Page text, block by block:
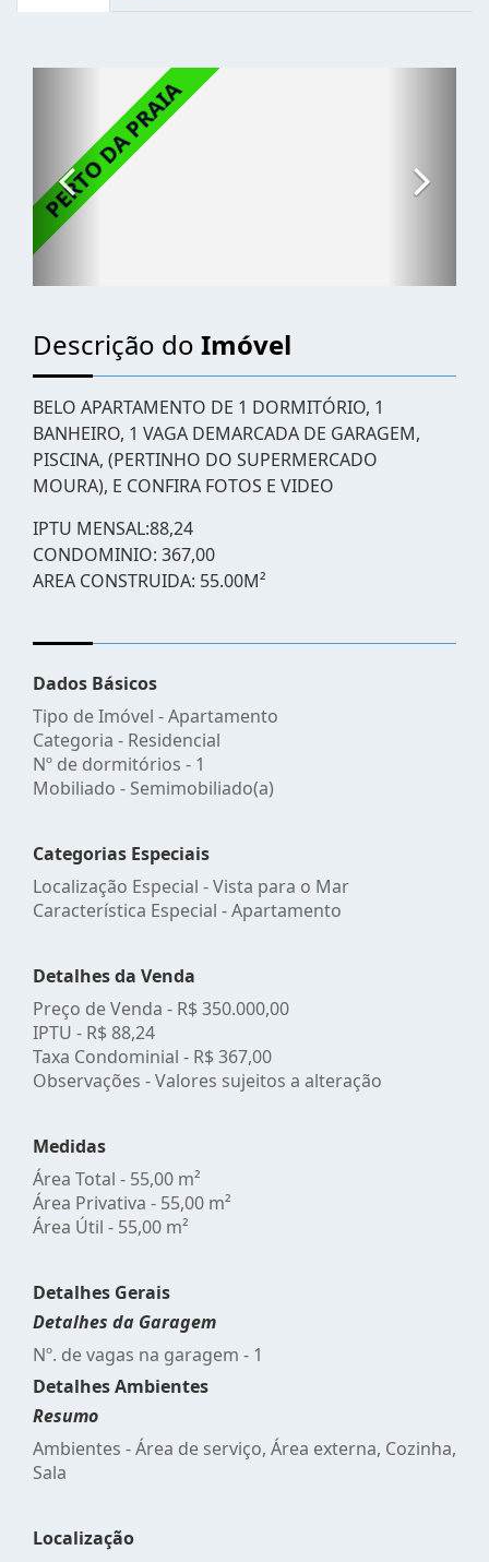
Descrição do Imóvel
BELO APARTAMENTO DE 1 DORMITÓRIO, 1
BANHEIRO, 1 VAGA DEMARCADA DE GARAGEM,
PISCINA, (PERTINHO DO SUPERMERCADO
MOURA), E CONFIRA FOTOS E VIDEO
IPTU MENSAL:88,24
CONDOMINIO: 367,00
AREA CONSTRUIDA: 55.00M²
Dados Básicos
Tipo de Imóvel - Apartamento
Categoria - Residencial
Nº de dormitórios - 1
Mobiliado - Semimobiliado(a)
Categorias Especiais
Localização Especial - Vista para o Mar
Característica Especial - Apartamento
Detalhes da Venda
Preço de Venda - R$ 350.000,00
IPTU - R$ 88,24
Taxa Condominial - R$ 367,00
Observações - Valores sujeitos a alteração
Medidas
Área Total - 55,00 m²
Área Privativa - 55,00 m²
Área Útil - 55,00 m²
Detalhes Gerais
Detalhes da Garagem
Nº. de vagas na garagem - 1
Detalhes Ambientes
Resumo
Ambientes - Área de serviço, Área externa, Cozinha,
Sala
Localização